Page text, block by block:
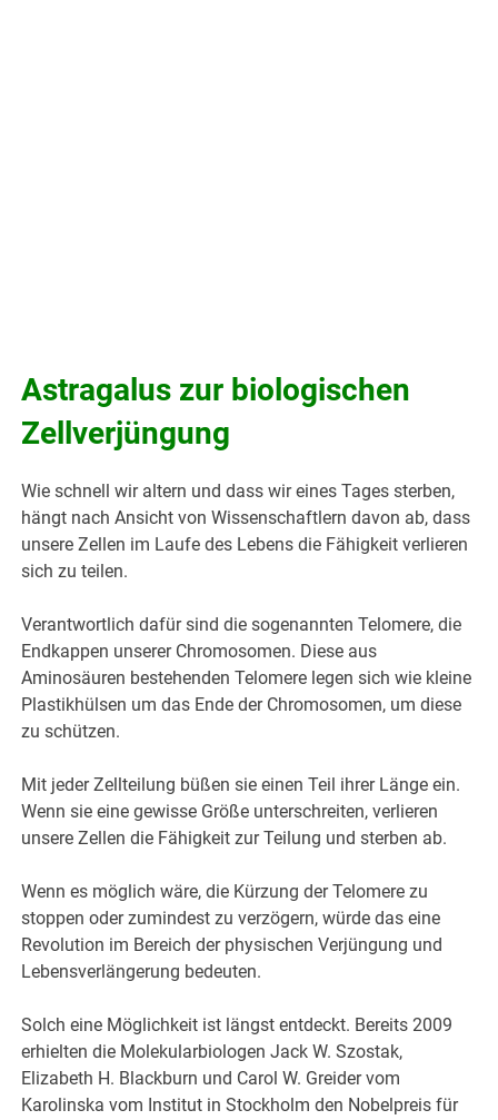
Astragalus zur biologischen
Zellverjüngung
Wie schnell wir altern und dass wir eines Tages sterben,
hängt nach Ansicht von Wissenschaftlern davon ab, dass
unsere Zellen im Laufe des Lebens die Fähigkeit verlieren
sich zu teilen.
Verantwortlich dafür sind die sogenannten Telomere, die
Endkappen unserer Chromosomen. Diese aus
Aminosäuren bestehenden Telomere legen sich wie kleine
Plastikhülsen um das Ende der Chromosomen, um diese
zu schützen.
Mit jeder Zellteilung büßen sie einen Teil ihrer Länge ein.
Wenn sie eine gewisse Größe unterschreiten, verlieren
unsere Zellen die Fähigkeit zur Teilung und sterben ab.
Wenn es möglich wäre, die Kürzung der Telomere zu
stoppen oder zumindest zu verzögern, würde das eine
Revolution im Bereich der physischen Verjüngung und
Lebensverlängerung bedeuten.
Solch eine Möglichkeit ist längst entdeckt. Bereits 2009
erhielten die Molekularbiologen Jack W. Szostak,
Elizabeth H. Blackburn und Carol W. Greider vom
Karolinska vom Institut in Stockholm den Nobelpreis für